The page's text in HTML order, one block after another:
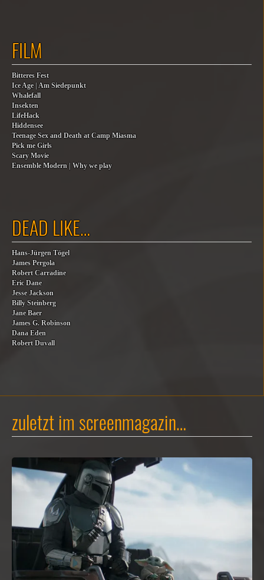
FILM
Bitteres Fest
Ice Age | Am Siedepunkt
Whalefall
Insekten
LifeHack
Hiddensee
Teenage Sex and Death at Camp Miasma
Pick me Girls
Scary Movie
Ensemble Modern | Why we play
DEAD LIKE…
Hans-Jürgen Tögel
James Pergola
Robert Carradine
Eric Dane
Jesse Jackson
Billy Steinberg
Jane Baer
James G. Robinson
Dana Eden
Robert Duvall
zuletzt im screenmagazin…